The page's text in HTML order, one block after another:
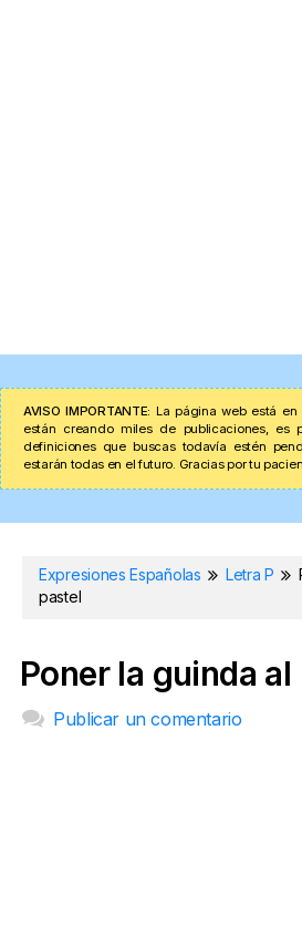
AVISO IMPORTANTE: La página web está
están creando miles de publicaciones, es
definiciones que buscas todavía estén
estarán todas en el futuro. Gracias por tu
Expresiones Españolas Letra P
pastel
Poner la guinda
Publicar un comentario